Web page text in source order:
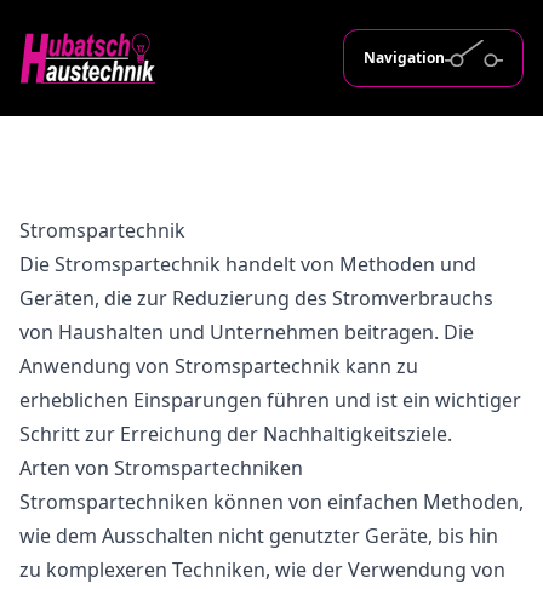
Navigation
Stromspartechnik
Die Stromspartechnik handelt von Methoden und
Geräten, die zur Reduzierung des Stromverbrauchs
von Haushalten und Unternehmen beitragen. Die
Anwendung von Stromspartechnik kann zu
erheblichen Einsparungen führen und ist ein wichtiger
Schritt zur Erreichung der Nachhaltigkeitsziele.
Arten von Stromspartechniken
Stromspartechniken können von einfachen Methoden,
wie dem Ausschalten nicht genutzter Geräte, bis hin
zu komplexeren Techniken, wie der Verwendung von